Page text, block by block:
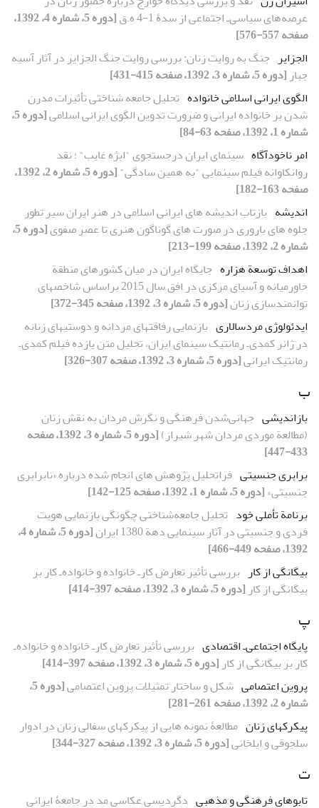
عرصه‌های سیاسی‌ـ اجتماعی از سدۀ 1-4 ه‌.ق
[دوره 5، شماره 4، 1392،
صفحه 557-576]
الجزایر جنگ به روایت زنان: بررسی روایت جنگ الجزایر در آثار آسیه
جبار [دوره 5، شماره 3، 1392، صفحه 415-431]
الگوی ایرانی اسلامی خانواده تحلیل جامعه شناختی تأثیرات مدرن
شدن بر خانواده ایرانی و ضرورت تدوین الگوی ایرانی اسلامی
[دوره 5،
شماره 1، 1392، صفحه 63-84]
امر ناخودآگاه سینمای ایران درجستجوی "ابژه غایب" ؛ نقد
روانکاوانه فیلم سینمایی "به همین سادگی"
[دوره 5، شماره 2، 1392،
صفحه 163-182]
اندیشه بازتاب اندیشه های ایرانی اسلامی در هنر ایران سیر تطور
جلوه های باروری در صورت های گوناگون هنری تا عصر صفوی
[دوره 5،
شماره 2، 1392، صفحه 199-213]
اهداف توسعة هزاره جایگاه ایران در میان کشورهای منطقة
خاورمیانه و آسیای مرکزی در افق سال 2015 براساس شاخص‏های
توانمندسازی زنان[دوره 5، شماره 3، 1392، صفحه 345-372]
ایدئولوژی مردسالاری بازنمایی رفاقت‏های مردانه و دوستی‏های زنانه
در ژانر کمدی‌ـ رمانتیک سینمای ایران، تحلیل متن یازده فیلم کمدی‌ـ
رمانتیک ایرانی[دوره 5، شماره 3، 1392، صفحه 307-326]
ب
بازاندیشی جهانی‌شدن فرهنگی و نگرش مردان به نقش زنان
(مطالعة موردی مردان شهر شیراز)
[دوره 5، شماره 3، 1392، صفحه
433-447]
برابری جنسیتی فراتحلیل پژوهش های انجام شده درباره «نابرابری
جنسیتی»[دوره 5، شماره 1، 1392، صفحه 125-142]
برنامة تأملی خود تحلیل جامعه‌شناختی چگونگی بازنمایی هویت
فردی و جنسیتی در آثار سینمایی دهة 1380 ایران
[دوره 5، شماره 4،
1392، صفحه 449-466]
بیگانگی از کار بررسی تأثیر تعارض کارـ خانواده و خانواده‌ـ کار بر
بیگانگی از کار [دوره 5، شماره 3، 1392، صفحه 397-414]
پ
پایگاه اجتماعی‌ـ اقتصادی بررسی تأثیر تعارض کارـ خانواده و خانواده‌ـ
کار بر بیگانگی از کار [دوره 5، شماره 3، 1392، صفحه 397-414]
پروین اعتصامی شکل و ساختار تمثیلات پروین اعتصامی
[دوره 5،
شماره 2، 1392، صفحه 261-281]
پیکرک‏های زنان مطالعۀ نمونه‏ هایی از پیکرک‏های سفالی زنان در ادوار
سلجوقی و ایلخانی[دوره 5، شماره 3، 1392، صفحه 327-344]
ت
تابوهای فرهنگی و مذهبی دگردیسی عکاسی ‌مد در جامعۀ ایرانی